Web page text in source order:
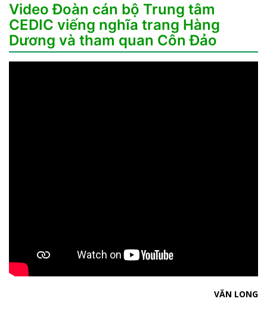
Video Đoàn cán bộ Trung tâm
CEDIC viếng nghĩa trang Hàng
Dương và tham quan Côn Đảo
VĂN LONG